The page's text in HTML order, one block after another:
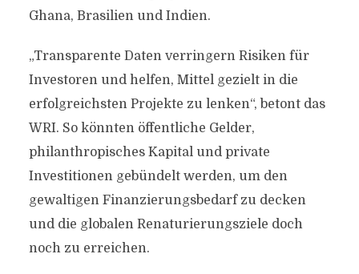
Ghana, Brasilien und Indien.
„Transparente Daten verringern Risiken für
Investoren und helfen, Mittel gezielt in die
erfolgreichsten Projekte zu lenken“, betont das
WRI. So könnten öffentliche Gelder,
philanthropisches Kapital und private
Investitionen gebündelt werden, um den
gewaltigen Finanzierungsbedarf zu decken
und die globalen Renaturierungsziele doch
noch zu erreichen.